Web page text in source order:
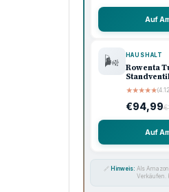
Auf
🌬️ HAUSHALT
Rowenta
★★★★★
€94,99
Auf
🔗 Hinweis: Als
Verkäufen.